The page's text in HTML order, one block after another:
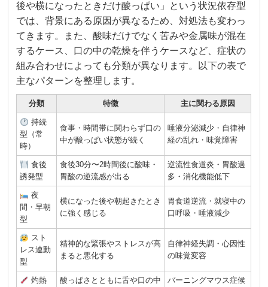
後や横になったときだけ酸っぱい」という状況依存型
では、背景にある原因が異なるため、対処法も変わっ
てきます。また、酸味だけでなく苦みや金属味が混在
するケース、口の中の乾燥を伴うケースなど、症状の
組み合わせによっても分類が異なります。以下の表で
主なパターンを整理します。
分類 特徴 主に関わる原因
持続
型（常
時）
食事・時間帯に関わらず口の
中が酸っぱい状態が続く
唾液分泌減少・自律神
経の乱れ・味覚障害
食後
誘発型
食後30分〜2時間後に酸味・
胃酸の逆流感が出る
逆流性食道炎・胃酸過
多・消化機能低下
夜
間・早朝
型
横になった後や朝起きたとき
に強く感じる
胃食道逆流・就寝中の
口呼吸・唾液減少
スト
レス連動
型
精神的な緊張やストレスが高
まると悪化する
自律神経失調・心因性
の味覚変容
灼熱
酸っぱさとともに舌や口の中
バーニングマウス症候